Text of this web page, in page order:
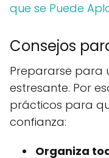
que se Puede
Consejos
Prepararse para
estresante. Por
prácticos para
confianza:
Organiza